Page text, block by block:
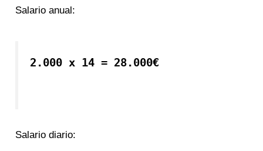
Salario anual:
2.000 x 14 = 28.000€
Salario diario: